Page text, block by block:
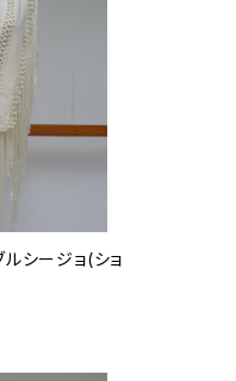
シージョ(ショ